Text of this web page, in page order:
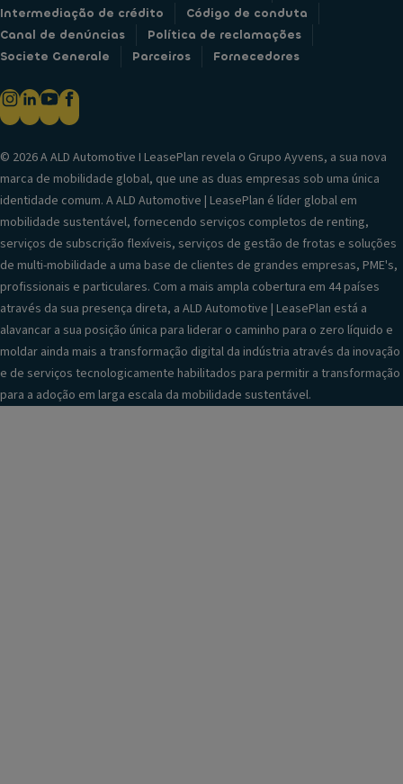
Intermediação de crédito
Código de conduta
Canal de denúncias
Política de reclamações
Societe Generale
Parceiros Fornecedores
© 2026 A ALD Automotive I LeasePlan revela o Grupo Ayvens, a sua nova
marca de mobilidade global, que une as duas empresas sob uma única
identidade comum. A ALD Automotive | LeasePlan é líder global em
mobilidade sustentável, fornecendo serviços completos de renting,
serviços de subscrição flexíveis, serviços de gestão de frotas e soluções
de multi-mobilidade a uma base de clientes de grandes empresas, PME's,
profissionais e particulares. Com a mais ampla cobertura em 44 países
através da sua presença direta, a ALD Automotive | LeasePlan está a
alavancar a sua posição única para liderar o caminho para o zero líquido e
moldar ainda mais a transformação digital da indústria através da inovação
e de serviços tecnologicamente habilitados para permitir a transformação
para a adoção em larga escala da mobilidade sustentável.